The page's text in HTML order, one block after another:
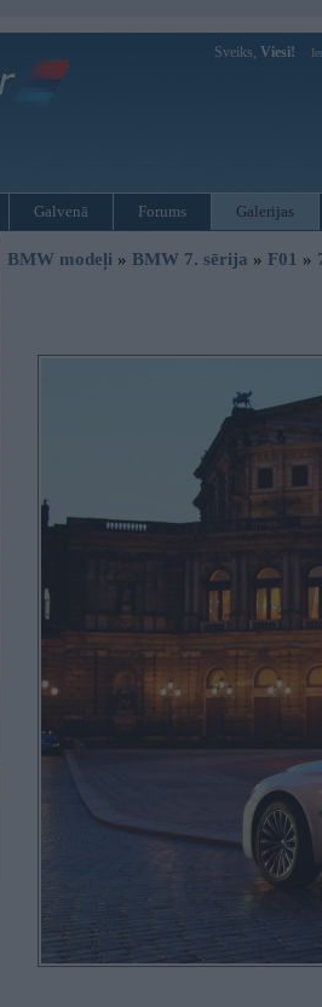
Sveiks, Viesi!
Galvenā Forums Galerijas
BMW modeļi » BMW 7. sērija » F01 »